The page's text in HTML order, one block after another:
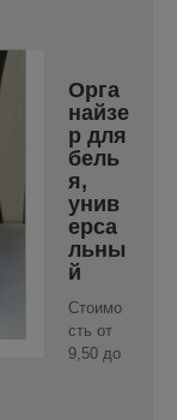
Орга
найзе
р для
бель
я,
унив
ерса
льны
й
Стоимо
сть от
9,50 до